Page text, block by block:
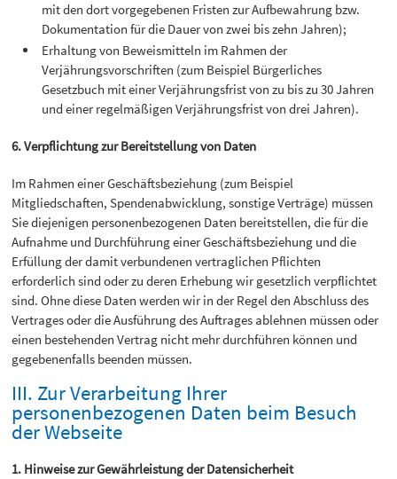
mit den dort vorgegebenen Fristen zur Aufbewahrung bzw.
Dokumentation für die Dauer von zwei bis zehn Jahren);
Erhaltung von Beweismitteln im Rahmen der
Verjährungsvorschriften (zum Beispiel Bürgerliches
Gesetzbuch mit einer Verjährungsfrist von zu bis zu 30 Jahren
und einer regelmäßigen Verjährungsfrist von drei Jahren).
6. Verpflichtung zur Bereitstellung von Daten
Im Rahmen einer Geschäftsbeziehung (zum Beispiel
Mitgliedschaften, Spendenabwicklung, sonstige Verträge) müssen
Sie diejenigen personenbezogenen Daten bereitstellen, die für die
Aufnahme und Durchführung einer Geschäftsbeziehung und die
Erfüllung der damit verbundenen vertraglichen Pflichten
erforderlich sind oder zu deren Erhebung wir gesetzlich verpflichtet
sind. Ohne diese Daten werden wir in der Regel den Abschluss des
Vertrages oder die Ausführung des Auftrages ablehnen müssen oder
einen bestehenden Vertrag nicht mehr durchführen können und
gegebenenfalls beenden müssen.
III. Zur Verarbeitung Ihrer
personenbezogenen Daten beim Besuch
der Webseite
1. Hinweise zur Gewährleistung der Datensicherheit